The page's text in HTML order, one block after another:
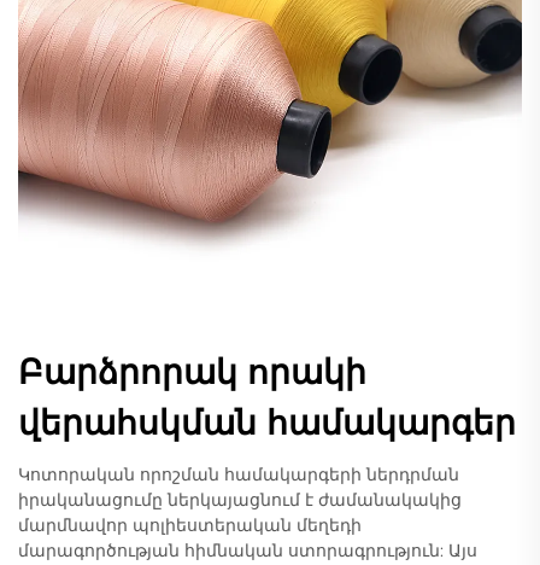
Բարձրորակ որակի
վերահսկման համակարգեր
Կոտորական որոշման համակարգերի ներդրման
իրականացումը ներկայացնում է ժամանակակից
մարմնավոր պոլիեստերական մեղեդի
մարագործության հիմնական ստորագրություն: Այս